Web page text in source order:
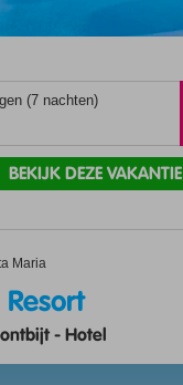
(7 nachten)
BEKIJK DEZE VAKANTIE
Maria
-Hotel